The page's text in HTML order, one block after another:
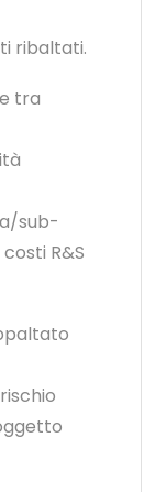
ribaltati.
tra
sub-
R&S